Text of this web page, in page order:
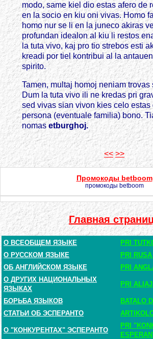
modo, same kiel dio estas afero de
en la socio en kiu oni vivas. Homo
homo nur se li en la juneco akiras
profundan idealon al kiu li restos
la tuta vivo, kaj pro tio strebos esti
kreadi por tiel kontribui al la
spirito.
Tamen, multaj homoj neniam trovas
Dum la tuta vivo ili ne kredas pri
sed vivas sian vivon kies celo estas
persona (eventuale familia) bono.
nomasetburghoj.
<< >>
Промокоды betboom
промокоды betboom
Главная
О ВСЕОБЩЕМ ЯЗЫКЕ
PRI
О РУССКОМ ЯЗЫКЕ
PRI
ОБ АНГЛИЙСКОМ ЯЗЫКЕ
PRI
О ДРУГИХ НАЦИОНАЛЬНЫХ
ЯЗЫКАХ
PRI
БОРЬБА ЯЗЫКОВ
BATALO
СТАТЬИ ОБ ЭСПЕРАНТО
О "КОНКУРЕНТАХ" ЭСПЕРАНТО
PRI